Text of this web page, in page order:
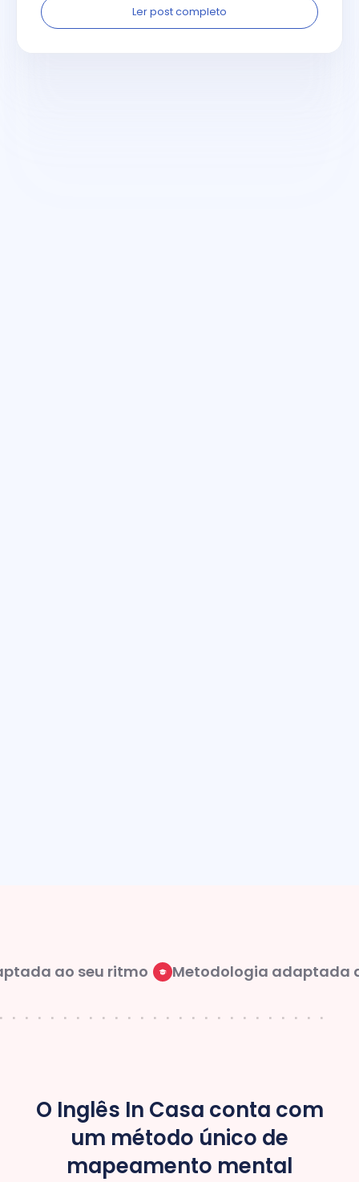
Ler post completo
ao seu ritmo Metodologia adaptada ao
O Inglês In Casa conta com
um método único de
mapeamento mental